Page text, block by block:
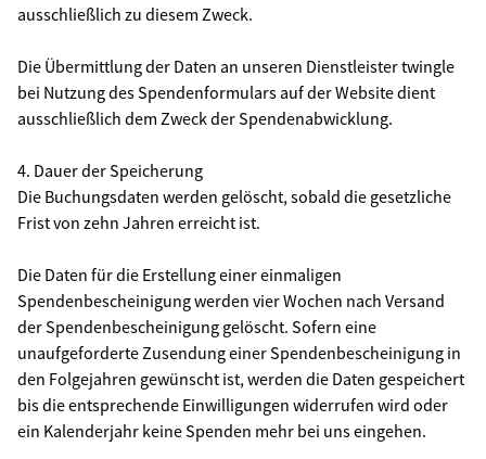
ausschließlich zu diesem Zweck.
Die Übermittlung der Daten an unseren Dienstleister twingle
bei Nutzung des Spendenformulars auf der Website dient
ausschließlich dem Zweck der Spendenabwicklung.
4. Dauer der Speicherung
Die Buchungsdaten werden gelöscht, sobald die gesetzliche
Frist von zehn Jahren erreicht ist.
Die Daten für die Erstellung einer einmaligen
Spendenbescheinigung werden vier Wochen nach Versand
der Spendenbescheinigung gelöscht. Sofern eine
unaufgeforderte Zusendung einer Spendenbescheinigung in
den Folgejahren gewünscht ist, werden die Daten gespeichert
bis die entsprechende Einwilligungen widerrufen wird oder
ein Kalenderjahr keine Spenden mehr bei uns eingehen.